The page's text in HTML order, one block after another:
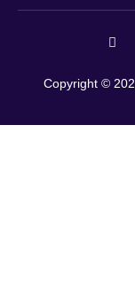
Copyright ©